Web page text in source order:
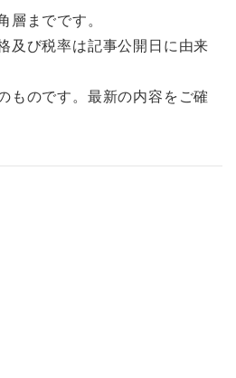
までです。
及び税率は記事公開日に由来
ものです。最新の内容をご確